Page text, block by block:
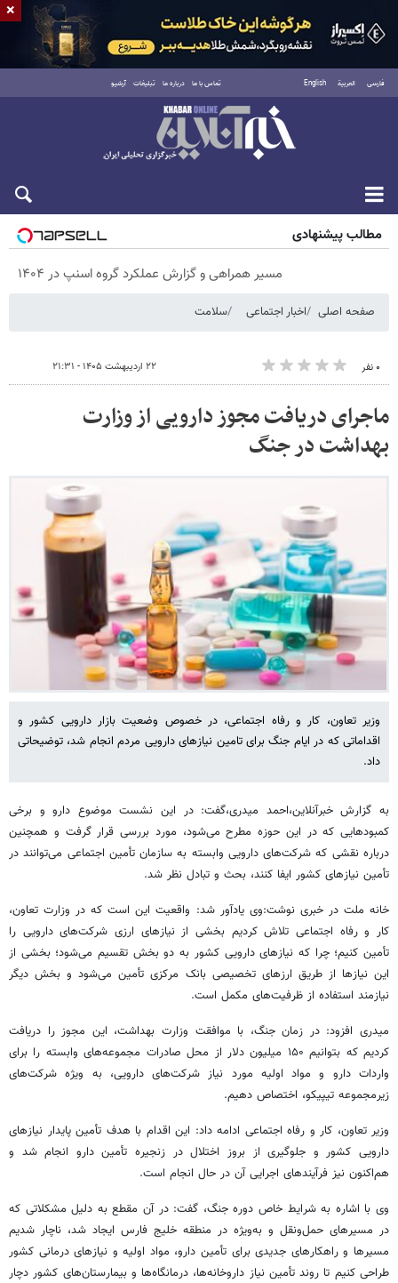
فارسی العربية English تماس با ما درباره ما تبلیغات آرشیو
پنجشنبه ۱۵ مرداد ۱۴۰۵
مطالب پیشنهادی
مسیر همراهی و گزارش عملکرد گروه اسنپ در ۱۴۰۴
صفحه اصلی اخبار اجتماعی سلامت
۰ نفر ۲۲ اردیبهشت ۱۴۰۵ - ۲۱:۳۱
ماجرای دریافت مجوز دارویی از وزارت
بهداشت در جنگ
وزیر تعاون، کار و رفاه اجتماعی، در خصوص وضعیت بازار دارویی کشور و
اقداماتی که در ایام جنگ برای تامین نیازهای دارویی مردم انجام شد، توضیحاتی
داد.
به گزارش خبرآنلاین،احمد میدری،گفت: در این نشست موضوع دارو و برخی
کمبودهایی که در این حوزه مطرح می‌شود، مورد بررسی قرار گرفت و همچنین
درباره نقشی که شرکت‌های دارویی وابسته به سازمان تأمین اجتماعی می‌توانند در
تأمین نیازهای کشور ایفا کنند، بحث و تبادل نظر شد.
خانه ملت در خبری نوشت:وی یادآور شد: واقعیت این است که در وزارت تعاون،
کار و رفاه اجتماعی تلاش کردیم بخشی از نیازهای ارزی شرکت‌های دارویی را
تأمین کنیم؛ چرا که نیازهای دارویی کشور به دو بخش تقسیم می‌شود؛ بخشی از
این نیازها از طریق ارزهای تخصیصی بانک مرکزی تأمین می‌شود و بخش دیگر
نیازمند استفاده از ظرفیت‌های مکمل است.
میدری افزود: در زمان جنگ، با موافقت وزارت بهداشت، این مجوز را دریافت
کردیم که بتوانیم ۱۵۰ میلیون دلار از محل صادرات مجموعه‌های وابسته را برای
واردات دارو و مواد اولیه مورد نیاز شرکت‌های دارویی، به‌ ویژه شرکت‌های
زیرمجموعه تیپیکو، اختصاص دهیم.
وزیر تعاون، کار و رفاه اجتماعی ادامه داد: این اقدام با هدف تأمین پایدار نیازهای
دارویی کشور و جلوگیری از بروز اختلال در زنجیره تأمین دارو انجام شد و
هم‌اکنون نیز فرآیندهای اجرایی آن در حال انجام است.
وی با اشاره به شرایط خاص دوره جنگ، گفت: در آن مقطع به دلیل مشکلاتی که
در مسیرهای حمل‌ونقل و به‌ویژه در منطقه خلیج فارس ایجاد شد، ناچار شدیم
مسیرها و راهکارهای جدیدی برای تأمین دارو، مواد اولیه و نیازهای درمانی کشور
طراحی کنیم تا روند تأمین نیاز داروخانه‌ها، درمانگاه‌ها و بیمارستان‌های کشور دچار
×